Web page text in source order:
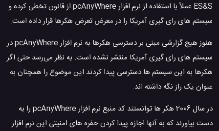
ES&S عملاً با استفاده از نرم افزار pcAnyWhere از قانون تخطی کرده و
سیستم های رای گیری آمریکا را در معرض تعرض هکرها قرار داده است.
هنوز هیچ گزارشی مبنی بر دسترسی هکرها به نرم افزار pcAnyWhere در
سیستم های رای گیری آمریکا منتشر نشده است. به نظر می‌رسد حتی اگر
هکرها به این سیستم ها دسترسی پیدا کردند این موضوع را همچنان به
عنوان یک راز نگه داشته اند.
در سال 2006 هکر ها توانستند کد منبع نرم افزار pcAnyWhere را به
دست بیاورند که به آنها اجازه پیدا کردن حفره های امنیتی این نرم افزار